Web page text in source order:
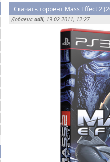
Скачать торрент Mass Effect 2
Добавил adil, 19-02-2011, 12:27